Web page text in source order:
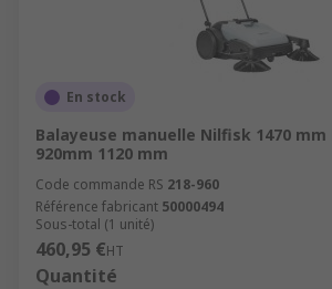
En stock
Balayeuse manuelle Nilfisk 1470 mm
920mm 1120 mm
Code commande RS 218-960
Référence fabricant 50000494
Sous-total (1 unité)
460,95 €HT
Quantité